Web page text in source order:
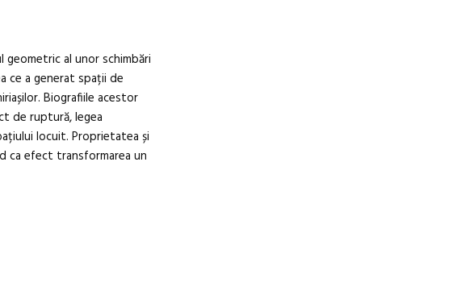
al unor schimbări
ce a generat spații de
Biografiile acestor
de ruptură, legea
locuit. Proprietatea și
ca efect transformarea un